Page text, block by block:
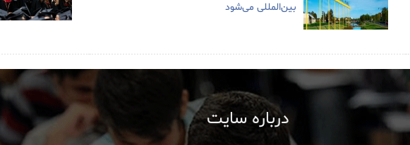
بین‌المللی می‌شود
درباره سایت